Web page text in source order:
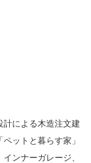
計による木造注文建
ットと暮らす家」
ンナーガレージ、